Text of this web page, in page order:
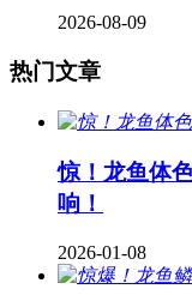
2026-08-09
热门文章
惊！龙鱼体
响！
2026-01-08